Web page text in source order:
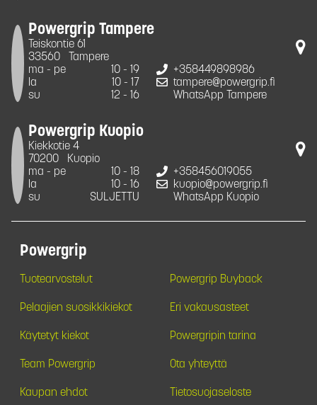
Powergrip Tampere
Teiskontie 61
33560
Tampere
ma - pe
10 - 19
la
10 - 17
su
12 - 16
+358449898986
tampere@powergrip.fi
WhatsApp Tampere
Powergrip Kuopio
Kiekkotie 4
70200
Kuopio
ma - pe
10 - 18
la
10 - 16
su
SULJETTU
+358456019055
kuopio@powergrip.fi
WhatsApp Kuopio
Powergrip
Tuotearvostelut Powergrip Buyback
Pelaajien suosikkikiekot Eri vakausasteet
Käytetyt kiekot Powergripin tarina
Team Powergrip Ota yhteyttä
Kaupan ehdot Tietosuojaseloste